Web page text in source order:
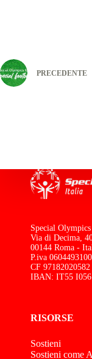
PRECEDENTE
Special
Via di Decima,
00144 Roma -
P.iva
CF 97182020582
IBAN: IT55 I056
RISORSE
Sostieni
Sostieni come